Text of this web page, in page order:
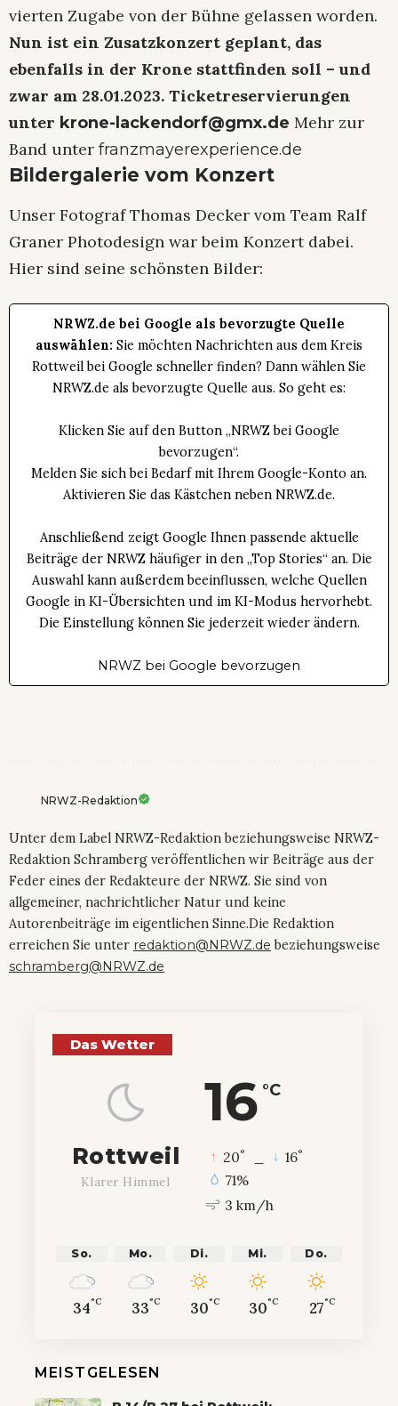
vierten Zugabe von der Bühne gelassen worden.
Nun ist ein Zusatzkonzert geplant, das
ebenfalls in der Krone stattfinden soll – und
zwar am 28.01.2023. Ticketreservierungen
unter krone-lackendorf@gmx.de Mehr zur
Band unter franzmayerexperience.de
Bildergalerie vom Konzert
Unser Fotograf Thomas Decker vom Team Ralf
Graner Photodesign war beim Konzert dabei.
Hier sind seine schönsten Bilder:
NRWZ.de bei Google als bevorzugte Quelle
auswählen: Sie möchten Nachrichten aus dem Kreis
Rottweil bei Google schneller finden? Dann wählen Sie
NRWZ.de als bevorzugte Quelle aus. So geht es:
Klicken Sie auf den Button „NRWZ bei Google
bevorzugen“.
Melden Sie sich bei Bedarf mit Ihrem Google-Konto an.
Aktivieren Sie das Kästchen neben NRWZ.de.
Anschließend zeigt Google Ihnen passende aktuelle
Beiträge der NRWZ häufiger in den „Top Stories“ an. Die
Auswahl kann außerdem beeinflussen, welche Quellen
Google in KI-Übersichten und im KI-Modus hervorhebt.
Die Einstellung können Sie jederzeit wieder ändern.
NRWZ bei Google bevorzugen
NRWZ-Redaktion
Unter dem Label NRWZ-Redaktion beziehungsweise NRWZ-
Redaktion Schramberg veröffentlichen wir Beiträge aus der
Feder eines der Redakteure der NRWZ. Sie sind von
allgemeiner, nachrichtlicher Natur und keine
Autorenbeiträge im eigentlichen Sinne.Die Redaktion
erreichen Sie unter redaktion@NRWZ.de beziehungsweise
schramberg@NRWZ.de
Das Wetter
16 °C
Rottweil
Klarer Himmel
20° 16°
71%
3 km/h
So.
34°C
Mo.
33°C
Di.
30°C
Mi.
30°C
Do.
27°C
MEISTGELESEN